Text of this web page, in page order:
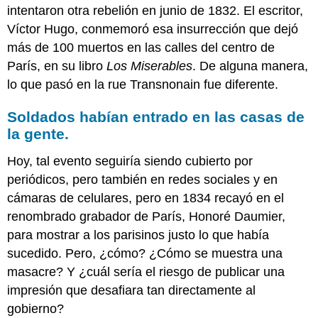
del
pasado
clásico
El
nacimiento
de
la
modernista
pero
sorprendentemente
nuevo
Imágenes
Smarthistory
para
la
enseñanza
el
intentaron otra rebelión en junio de 1832. El escritor,
Víctor Hugo, conmemoró esa insurrección que dejó
más de 100 muertos en las calles del centro de
París, en su libroLos Miserables. De alguna manera,
lo que pasó en la rue Transnonain fue diferente.
Soldados habían entrado en las casas de
la gente.
Hoy, tal evento seguiría siendo cubierto por
periódicos, pero también en redes sociales y en
cámaras de celulares, pero en 1834 recayó en el
renombrado grabador de París, Honoré Daumier,
para mostrar a los parisinos justo lo que había
sucedido. Pero, ¿cómo? ¿Cómo se muestra una
masacre? Y ¿cuál sería el riesgo de publicar una
impresión que desafiara tan directamente al
gobierno?